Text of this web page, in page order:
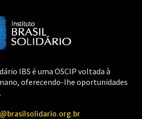
IBS é uma OSCIP voltada à
oferecendo-lhe oportunidades